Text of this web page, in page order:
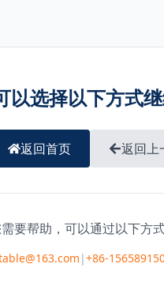
以选择以下方式
返回首页 返回上
要帮助，可以通过以下方
|+86-